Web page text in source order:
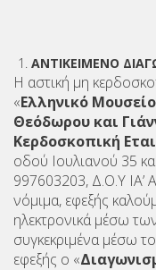
ΑΝΤΙΚΕΙΜΕΝΟ
Η αστική μη
«Ελληνικό
Θεόδωρου και
Κερδοσκοπική
οδού Ιουλιανού 35
997603203, Δ.Ο.Υ
νόμιμα, εφεξής
ηλεκτρονικά μέσω
συγκεκριμένα μέσω
εφεξής ο «